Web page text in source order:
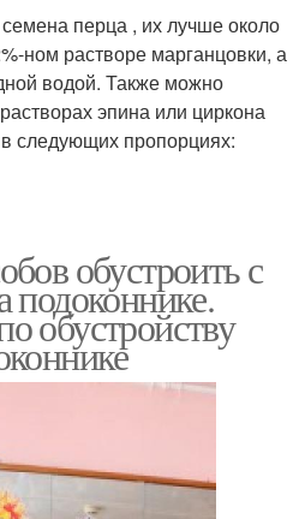
перца , их лучше около
ном растворе марганцовки, а
водой. Также можно
эпина или циркона
следующих пропорциях:
обустроить с
подоконнике.
обустройству